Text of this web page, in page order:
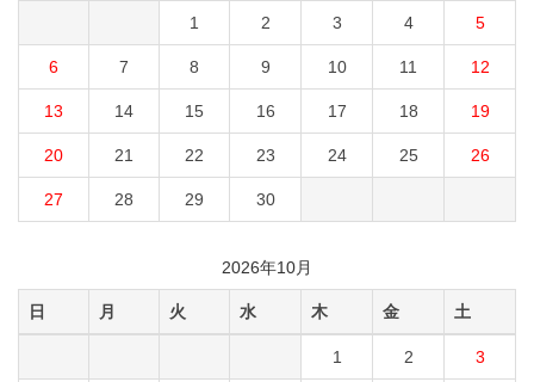
1 2 3 4 5
6 7 8 9 10 11 12
13 14 15 16 17 18 19
20 21 22 23 24 25 26
27 28 29 30
2026年10月
日 月 火 水 木 金 土
1 2 3